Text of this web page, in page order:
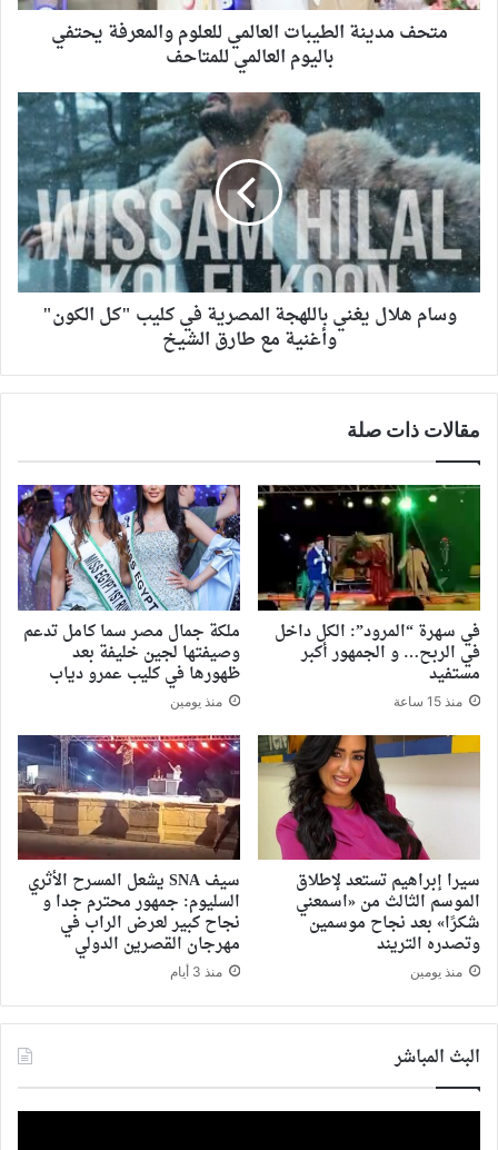
متحف مدينة الطيبات العالمي للعلوم والمعرفة يحتفي
باليوم العالمي للمتاحف
وسام هلال يغني باللهجة المصرية في كليب "كل الكون"
وأغنية مع طارق الشيخ
مقالات ذات صلة
في سهرة “المرود”: الكل داخل
في الربح… و الجمهور أكبر
مستفيد
منذ 15 ساعة
ملكة جمال مصر سما كامل تدعم
وصيفتها لجين خليفة بعد
ظهورها في كليب عمرو دياب
منذ يومين
سيرا إبراهيم تستعد لإطلاق
الموسم الثالث من «اسمعني
شكرًا» بعد نجاح موسمين
وتصدره التريند
منذ يومين
سيف SNA يشعل المسرح الأثري
السليوم: جمهور محترم جدا و
نجاح كبير لعرض الراب في
مهرجان القصرين الدولي
منذ 3 أيام
البث المباشر